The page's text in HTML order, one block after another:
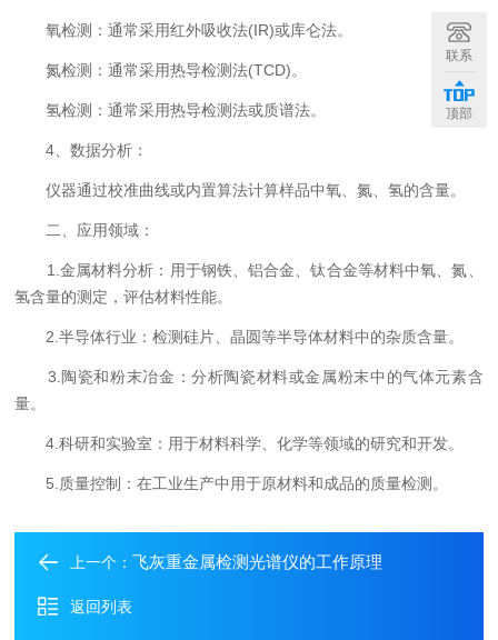
氧检测：通常采用红外吸收法(IR)或库仑法。
氮检测：通常采用热导检测法(TCD)。
氢检测：通常采用热导检测法或质谱法。
4、数据分析：
仪器通过校准曲线或内置算法计算样品中氧、氮、氢的含量。
二、应用领域：
1.金属材料分析：用于钢铁、铝合金、钛合金等材料中氧、氮、
氢含量的测定，评估材料性能。
2.半导体行业：检测硅片、晶圆等半导体材料中的杂质含量。
3.陶瓷和粉末冶金：分析陶瓷材料或金属粉末中的气体元素含
量。
4.科研和实验室：用于材料科学、化学等领域的研究和开发。
5.质量控制：在工业生产中用于原材料和成品的质量检测。
上一个：飞灰重金属检测光谱仪的工作原理
返回列表
联系
顶部